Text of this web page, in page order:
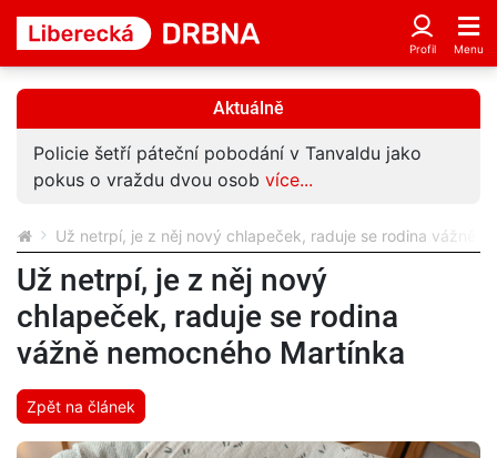
Aktuálně
Policie šetří páteční pobodání v Tanvaldu jako
pokus o vraždu dvou osob více...
Už netrpí, je z něj nový chlapeček, raduje se rodina vážně
Už netrpí, je z něj nový
chlapeček, raduje se rodina
vážně nemocného Martínka
Zpět na článek